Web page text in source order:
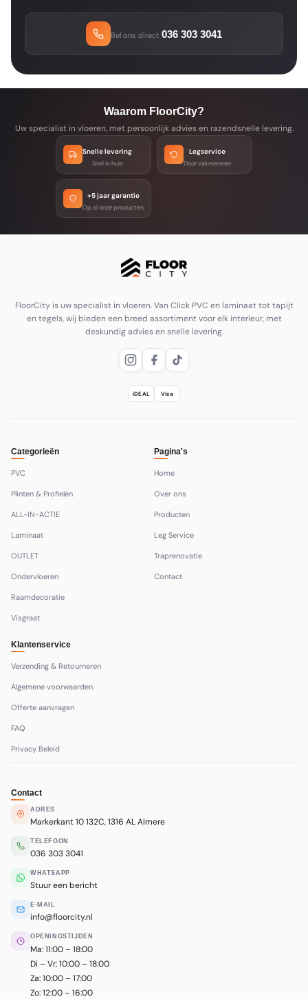
Bel ons direct 036 303 3041
Waarom FloorCity?
Uw specialist in vloeren, met persoonlijk advies en razendsnelle levering.
Snelle levering
Snel in huis
Legservice
Door vakmensen
+5 jaar garantie
Op al onze producten
FloorCity is uw specialist in vloeren. Van Click PVC en laminaat tot tapijt
en tegels, wij bieden een breed assortiment voor elk interieur, met
deskundig advies en snelle levering.
iDEAL Visa
Categorieën
PVC
Plinten & Profielen
ALL-IN-ACTIE
Laminaat
OUTLET
Ondervloeren
Raamdecoratie
Visgraat
Pagina's
Home
Over ons
Producten
Leg Service
Traprenovatie
Contact
Klantenservice
Verzending & Retourneren
Algemene voorwaarden
Offerte aanvragen
FAQ
Privacy Beleid
Contact
ADRES
Markerkant 10 132C, 1316 AL Almere
TELEFOON
036 303 3041
WHATSAPP
Stuur een bericht
E-MAIL
info@floorcity.nl
OPENINGSTIJDEN
Ma: 11:00 – 18:00
Di – Vr: 10:00 – 18:00
Za: 10:00 – 17:00
Zo: 12:00 – 16:00